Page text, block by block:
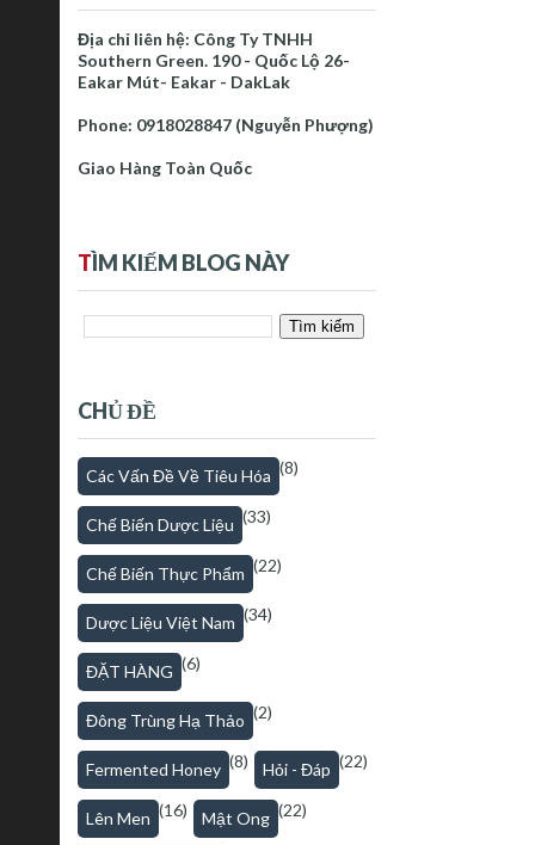
Địa chỉ liên hệ: Công Ty TNHH
Southern Green. 190 - Quốc Lộ 26-
Eakar Mút- Eakar - DakLak
Phone: 0918028847 (Nguyễn Phượng)
Giao Hàng Toàn Quốc
TÌM KIẾM BLOG NÀY
CHỦ ĐỀ
Các Vấn Đề Về Tiêu Hóa (8)
Chế Biến Dược Liệu (33)
Chế Biến Thực Phẩm (22)
Dược Liệu Việt Nam (34)
ĐẶT HÀNG (6)
Đông Trùng Hạ Thảo (2)
Fermented Honey (8) Hỏi - Đáp (22)
Lên Men (16) Mật Ong (22)